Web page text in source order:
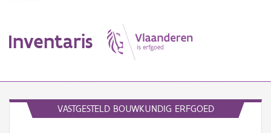
Inventaris
VASTGESTELD BOUWKUNDIG ERFGOED